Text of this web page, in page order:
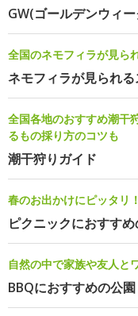
GW(ゴールデンウィ
全国のネモフィラが見ら
ネモフィラが見られる
全国各地のおすすめ潮干
るもの採り方のコツも
潮干狩りガイド
春のお出かけにピッタリ！
ピクニックにおすす
自然の中で家族や友人と
BBQにおすすめの公園